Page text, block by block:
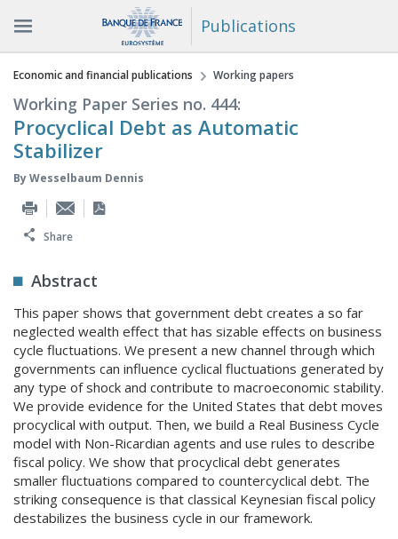
Publications
You are here
Economic and financial publications Working papers
Working Paper Series no. 444:
Procyclical Debt as Automatic
Stabilizer
ByWesselbaum Dennis
Share
Abstract
This paper shows that government debt creates a so far
neglected wealth effect that has sizable effects on business
cycle fluctuations. We present a new channel through which
governments can influence cyclical fluctuations generated by
any type of shock and contribute to macroeconomic stability.
We provide evidence for the United States that debt moves
procyclical with output. Then, we build a Real Business Cycle
model with Non-Ricardian agents and use rules to describe
fiscal policy. We show that procyclical debt generates
smaller fluctuations compared to countercyclical debt. The
striking consequence is that classical Keynesian fiscal policy
destabilizes the business cycle in our framework.